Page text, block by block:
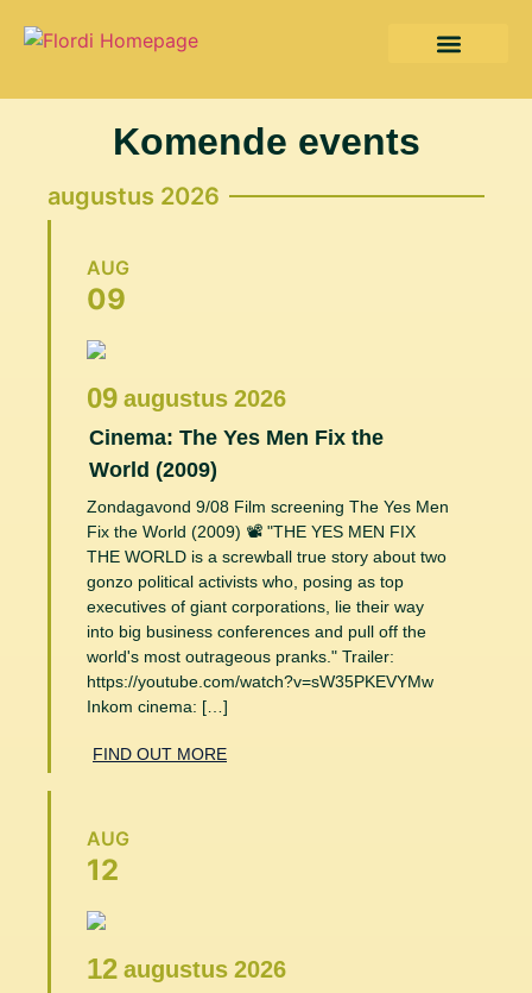
Komende events
augustus 2026
AUG
09
09 augustus 2026
Cinema: The Yes Men Fix the
World (2009)
Zondagavond 9/08 Film screening The Yes Men
Fix the World (2009) 📽️ "THE YES MEN FIX
THE WORLD is a screwball true story about two
gonzo political activists who, posing as top
executives of giant corporations, lie their way
into big business conferences and pull off the
world's most outrageous pranks." Trailer:
https://youtube.com/watch?v=sW35PKEVYMw
Inkom cinema: […]
FIND OUT MORE
AUG
12
12 augustus 2026